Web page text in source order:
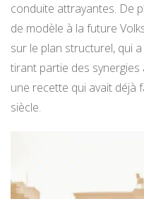
conduite attrayantes. De
de modèle à la future
sur le plan structurel, qui
tirant partie des synergies
une recette qui avait déjà
siècle.